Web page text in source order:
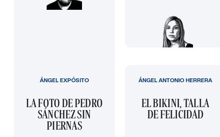
LA FOTO DE PEDRO
SÁNCHEZ SIN
PIERNAS
ÁNGEL EXPÓSITO
EL BIKINI, TALLA
DE FELICIDAD
ÁNGEL ANTONIO HERRERA